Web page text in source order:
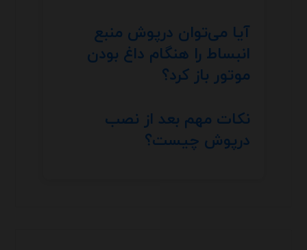
آیا می‌توان درپوش منبع
انبساط را هنگام داغ بودن
موتور باز کرد؟
نکات مهم بعد از نصب
درپوش چیست؟